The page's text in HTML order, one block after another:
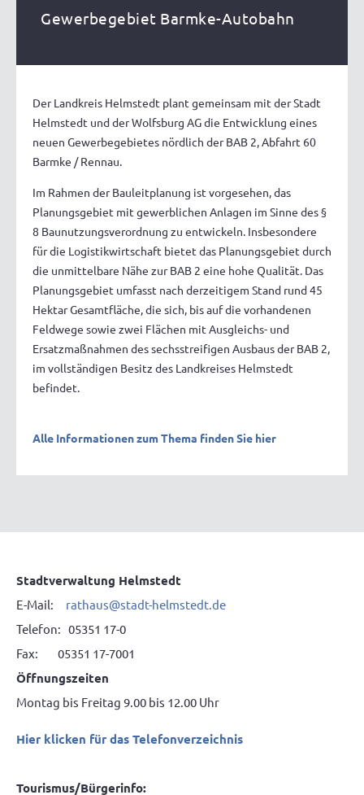
Gewerbegebiet Barmke-Autobahn
Der Landkreis Helmstedt plant gemeinsam mit der Stadt
Helmstedt und der Wolfsburg AG die Entwicklung eines
neuen Gewerbegebietes nördlich der BAB 2, Abfahrt 60
Barmke / Rennau.
Im Rahmen der Bauleitplanung ist vorgesehen, das
Planungsgebiet mit gewerblichen Anlagen im Sinne des §
8 Baunutzungsverordnung zu entwickeln. Insbesondere
für die Logistikwirtschaft bietet das Planungsgebiet durch
die unmittelbare Nähe zur BAB 2 eine hohe Qualität. Das
Planungsgebiet umfasst nach derzeitigem Stand rund 45
Hektar Gesamtfläche, die sich, bis auf die vorhandenen
Feldwege sowie zwei Flächen mit Ausgleichs- und
Ersatzmaßnahmen des sechsstreifigen Ausbaus der BAB 2,
im vollständigen Besitz des Landkreises Helmstedt
befindet.
Alle Informationen zum Thema finden Sie hier
Stadtverwaltung Helmstedt
E-Mail: rathaus@stadt-helmstedt.de
Telefon: 05351 17-0
Fax: 05351 17-7001
Öffnungszeiten
Montag bis Freitag 9.00 bis 12.00 Uhr
Hier klicken für das Telefonverzeichnis
Tourismus/Bürgerinfo: